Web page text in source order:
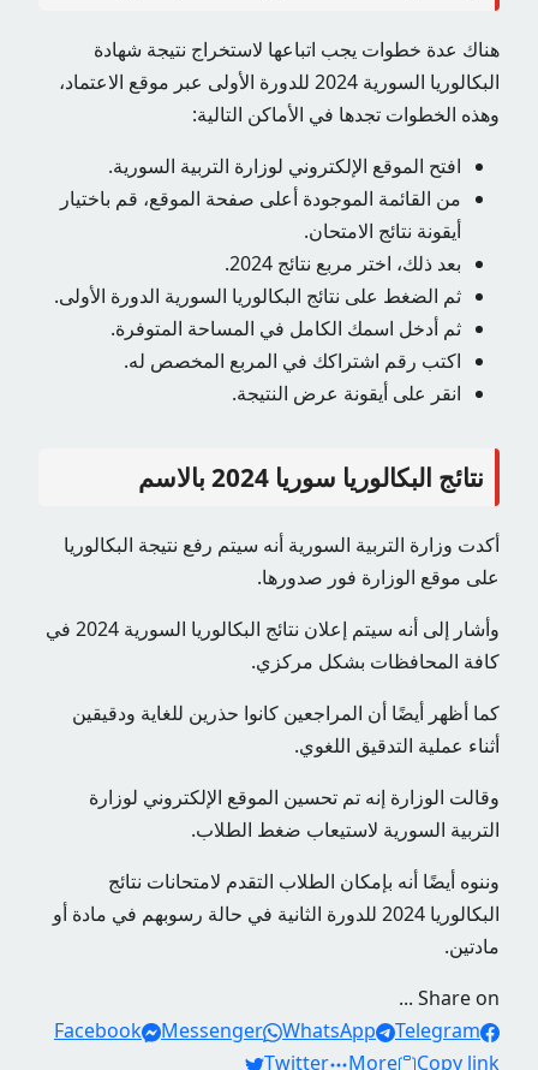
هناك عدة خطوات يجب اتباعها لاستخراج نتيجة شهادة
البكالوريا السورية 2024 للدورة الأولى عبر موقع الاعتماد،
وهذه الخطوات تجدها في الأماكن التالية:
افتح الموقع الإلكتروني لوزارة التربية السورية.
من القائمة الموجودة أعلى صفحة الموقع، قم باختيار
أيقونة نتائج الامتحان.
بعد ذلك، اختر مربع نتائج 2024.
ثم الضغط على نتائج البكالوريا السورية الدورة الأولى.
ثم أدخل اسمك الكامل في المساحة المتوفرة.
اكتب رقم اشتراكك في المربع المخصص له.
انقر على أيقونة عرض النتيجة.
نتائج البكالوريا سوريا 2024 بالاسم
أكدت وزارة التربية السورية أنه سيتم رفع نتيجة البكالوريا
على موقع الوزارة فور صدورها.
وأشار إلى أنه سيتم إعلان نتائج البكالوريا السورية 2024 في
كافة المحافظات بشكل مركزي.
كما أظهر أيضًا أن المراجعين كانوا حذرين للغاية ودقيقين
أثناء عملية التدقيق اللغوي.
وقالت الوزارة إنه تم تحسين الموقع الإلكتروني لوزارة
التربية السورية لاستيعاب ضغط الطلاب.
وننوه أيضًا أنه بإمكان الطلاب التقدم لامتحانات نتائج
البكالوريا 2024 للدورة الثانية في حالة رسوبهم في مادة أو
مادتين.
Share on ...
Facebook
Messenger WhatsApp
Telegram
Twitter
More Copy link